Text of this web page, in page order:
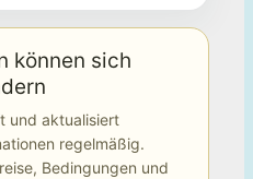
können sich
und aktualisiert
regelmäßig.
Bedingungen und